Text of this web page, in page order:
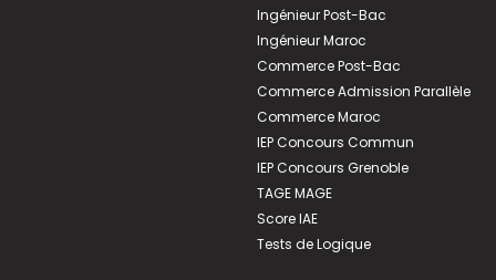
Ingénieur Post-Bac
Ingénieur Maroc
Commerce Post-Bac
Commerce Admission Parallèle
Commerce Maroc
IEP Concours Commun
IEP Concours Grenoble
TAGE MAGE
Score IAE
Tests de Logique